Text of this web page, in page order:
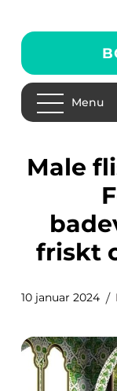
Menu
Male fliser badeværelse:
friskt
10 januar 2024